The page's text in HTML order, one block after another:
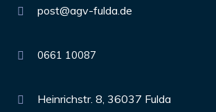
post@agv-fulda.de
0661 10087
Heinrichstr. 8, 36037 Fulda